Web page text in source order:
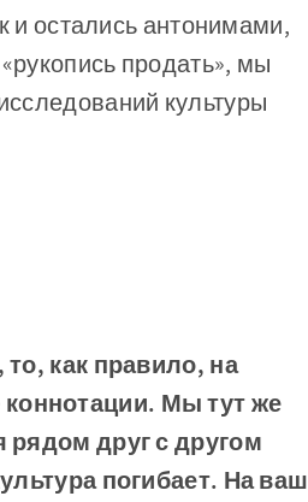
и остались антонимами,
продать», мы
культуры
то, как правило, на
Мы тут же
рядом друг с другом
погибает. На ваш